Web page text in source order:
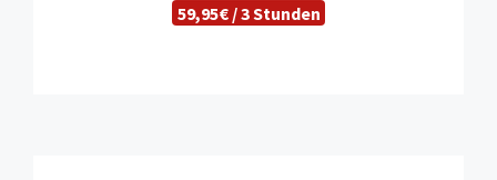
59,95€ / 3 Stunden